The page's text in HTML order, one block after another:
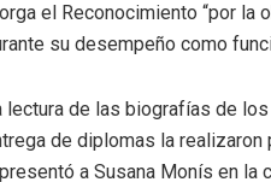
el Reconocimiento “por la
su desempeño como
lectura de las biografías de
de diplomas la realizaron
a Susana Monís en la